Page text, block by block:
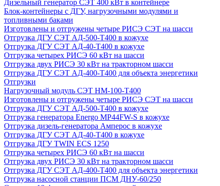
Дизельный генератор СЭТ 400 кВт в контейнере
Блок-контейнеры с ДГУ, нагрузочными модулями и
топливными баками
Изготовлены и отгружены четыре РИСЭ СЭТ на шасси
Отгрузка ДГУ СЭТ АД-500-Т400 в кожухе
Отгрузка ДГУ СЭТ АД-40-Т400 в кожухе
Отгрузка четырех РИСЭ 60 кВт на шасси
Отгрузка двух РИСЭ 30 кВт на тракторном шасси
Отгрузка ДГУ СЭТ АД-400-Т400 для объекта энергетики
Отгрузки
Нагрузочный модуль СЭТ НМ-100-Т400
Изготовлены и отгружены четыре РИСЭ СЭТ на шасси
Отгрузка ДГУ СЭТ АД-500-Т400 в кожухе
Отгрузка генератора Energo MP44FW-S в кожухе
Отгрузка дизель-генератора Амперос в кожухе
Отгрузка ДГУ СЭТ АД-40-Т400 в кожухе
Отгрузка ДГУ TWIN ECS 1250
Отгрузка четырех РИСЭ 60 кВт на шасси
Отгрузка двух РИСЭ 30 кВт на тракторном шасси
Отгрузка ДГУ СЭТ АД-400-Т400 для объекта энергетики
Отгрузка насосной станции ПСМ ДНУ-60/250